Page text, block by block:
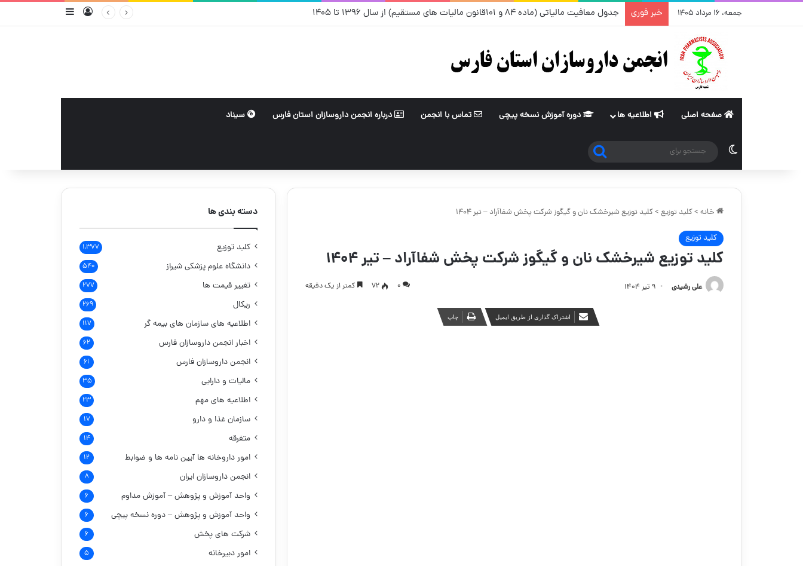
جمعه، ۱۶ مرداد ۱۴۰۵ خبر فوری جدول معافیت مالیاتی (ماده ۸۴ و ۱۰۱قانون مالیات های مستقیم) از سال ۱۳۹۶ تا ۱۴۰۵ ورودسایدبار
صفحه اصلی اطلاعیه ها دوره آموزش نسخه پیچی تماس با انجمن درباره انجمن داروسازان استان فارس سیناد
تغییر پوسته
جستجو
برای
خانه >کلید توزیع >کلید توزیع شیرخشک نان و گیگوز شرکت پخش شفاآراد – تیر ۱۴۰۴
کلید توزیع
کلید توزیع شیرخشک نان و گیگوز شرکت پخش شفاآراد – تیر ۱۴۰۴
علی رشیدی ۹ تیر ۱۴۰۴ ۰ 72 کمتر از یک دقیقه
اشتراک گذاری از طریق ایمیل چاپ
دسته بندی ها
کلید توزیع ۱,۳۷۷
دانشگاه علوم پزشکی شیراز ۵۴۰
تغییر قیمت ها ۲۷۷
ریکال ۲۶۹
اطلاعیه های سازمان های بیمه گر ۱۱۷
اخبار انجمن داروسازان فارس ۶۲
انجمن داروسازان فارس ۶۱
مالیات و دارایی ۳۵
اطلاعیه های مهم ۲۳
سازمان غذا و دارو ۱۷
متفرقه ۱۴
امور داروخانه هاآیین نامه ها و ضوابط ۱۲
انجمن داروسازان ایران ۸
واحد آموزش و پژوهش – آموزش مداوم ۶
واحد آموزش و پژوهش – دوره نسخه پیچی ۶
شرکت های پخش ۶
امور دبیرخانه ۵